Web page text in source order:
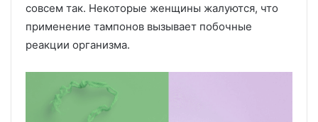
совсем так. Некоторые женщины жалуются, что
применение тампонов вызывает побочные
реакции организма.